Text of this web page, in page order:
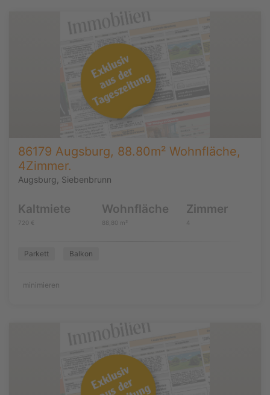
86179 Augsburg, 88.80m² Wohnfläche,
4Zimmer.
Augsburg, Siebenbrunn
Kaltmiete
720 €
Wohnfläche
88,80 m²
Zimmer
4
Parkett Balkon
minimieren